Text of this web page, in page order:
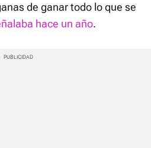
de ganar todo lo que se
hace un año.